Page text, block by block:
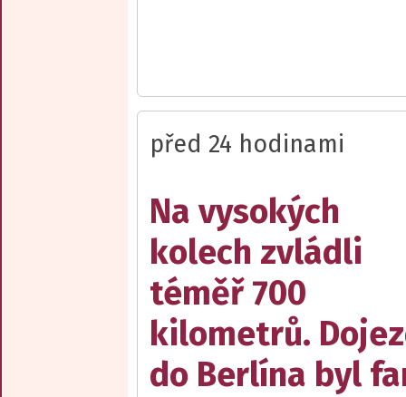
před 24 hodinami
Na vysokých
kolech zvládli
téměř 700
kilometrů.
do Berlína byl